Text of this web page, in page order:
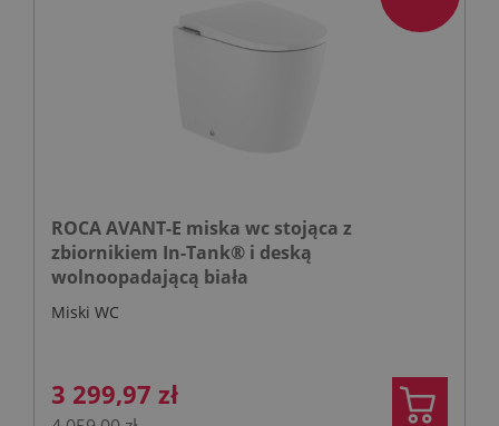
ROCA AVANT-E miska wc stojąca z
zbiornikiem In-Tank® i deską
wolnoopadającą biała
Miski WC
3 299,97 zł